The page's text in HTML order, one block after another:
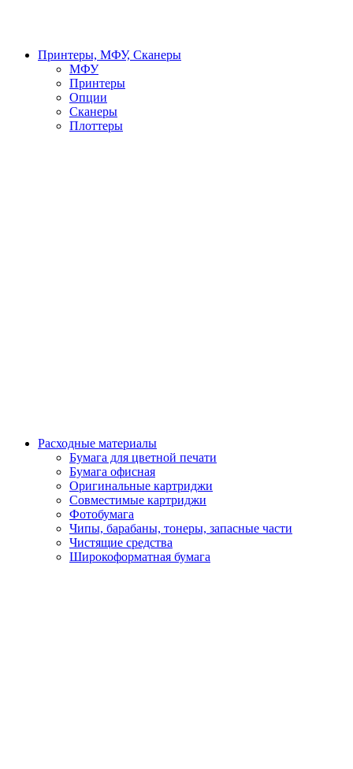
Принтеры, МФУ, Сканеры
МФУ
Принтеры
Опции
Сканеры
Плоттеры
Расходные материалы
Бумага для цветной печати
Бумага офисная
Оригинальные картриджи
Совместимые картриджи
Фотобумага
Чипы, барабаны, тонеры, запасные части
Чистящие средства
Широкоформатная бумага